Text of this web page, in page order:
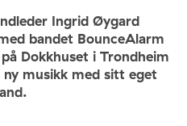
Ingrid Øygard
bandet BounceAlarm
Dokkhuset i Trondheim
musikk med sitt eget